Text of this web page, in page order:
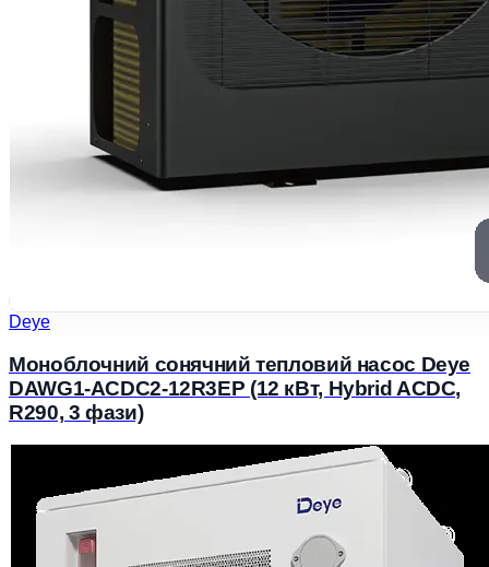
Deye
Моноблочний сонячний тепловий насос Deye
DAWG1-ACDC2-12R3EP (12 кВт, Hybrid ACDC,
R290, 3 фази)